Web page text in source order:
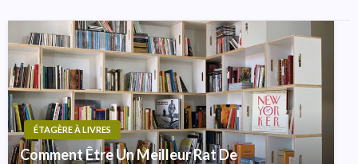
ÉTAGÈRE À LIVRES
Comment Être Un Meilleur Rat De